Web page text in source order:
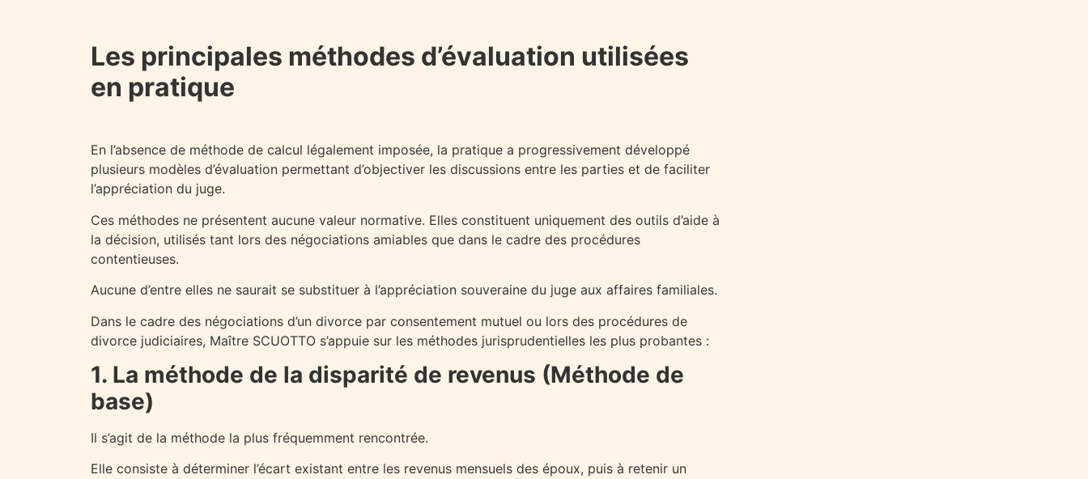
Les principales méthodes d’évaluation utilisées
en pratique
En l’absence de méthode de calcul légalement imposée, la pratique a progressivement développé
plusieurs modèles d’évaluation permettant d’objectiver les discussions entre les parties et de faciliter
l’appréciation du juge.
Ces méthodes ne présentent aucune valeur normative. Elles constituent uniquement des outils d’aide à
la décision, utilisés tant lors des négociations amiables que dans le cadre des procédures
contentieuses.
Aucune d’entre elles ne saurait se substituer à l’appréciation souveraine du juge aux affaires familiales.
Dans le cadre des négociations d’un divorce par consentement mutuel ou lors des procédures de
divorce judiciaires, Maître SCUOTTO s’appuie sur les méthodes jurisprudentielles les plus probantes :
1. La méthode de la disparité de revenus (Méthode de
base)
Il s’agit de la méthode la plus fréquemment rencontrée.
Elle consiste à déterminer l’écart existant entre les revenus mensuels des époux, puis à retenir un